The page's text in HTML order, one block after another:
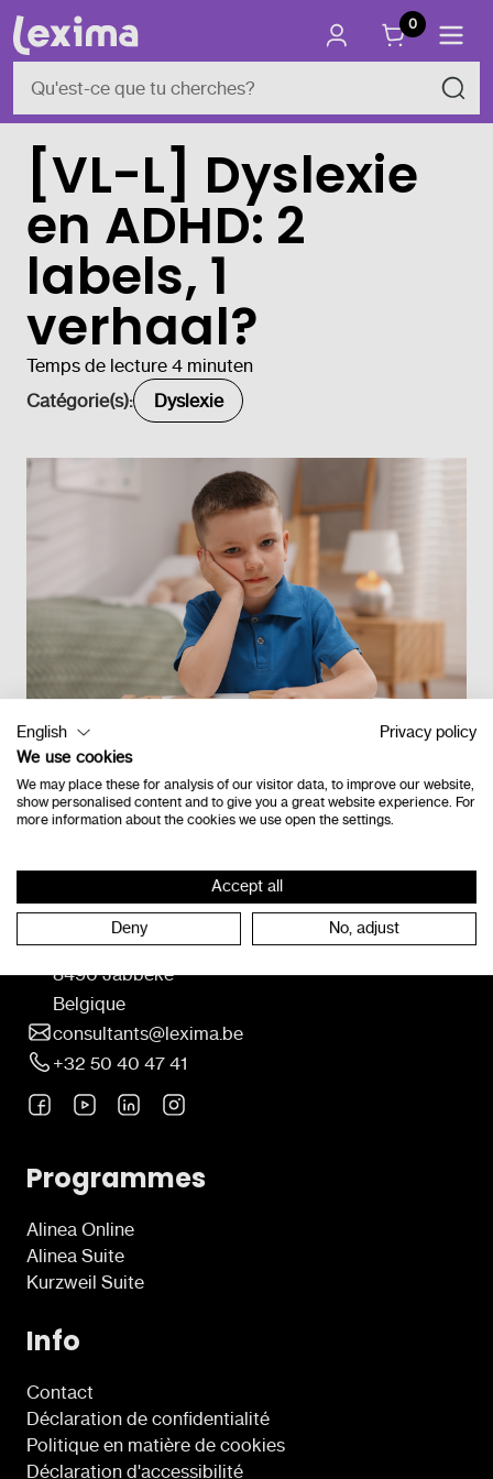
0
[VL-L] Dyslexie
en ADHD: 2
labels, 1
verhaal?
Temps de lecture 4 minuten
Catégorie(s):
Dyslexie
Vlamingveld 8
8490 Jabbeke
Belgique
consultants@lexima.be
+32 50 40 47 41
Programmes
Alinea Online
Alinea Suite
Kurzweil Suite
Info
Contact
Déclaration de confidentialité
Politique en matière de cookies
Déclaration d'accessibilité
English
Privacy policy
We use cookies
We may place these for analysis of our visitor data, to improve our website,
show personalised content and to give you a great website experience. For
more information about the cookies we use open the settings.
Accept all
Deny No, adjust